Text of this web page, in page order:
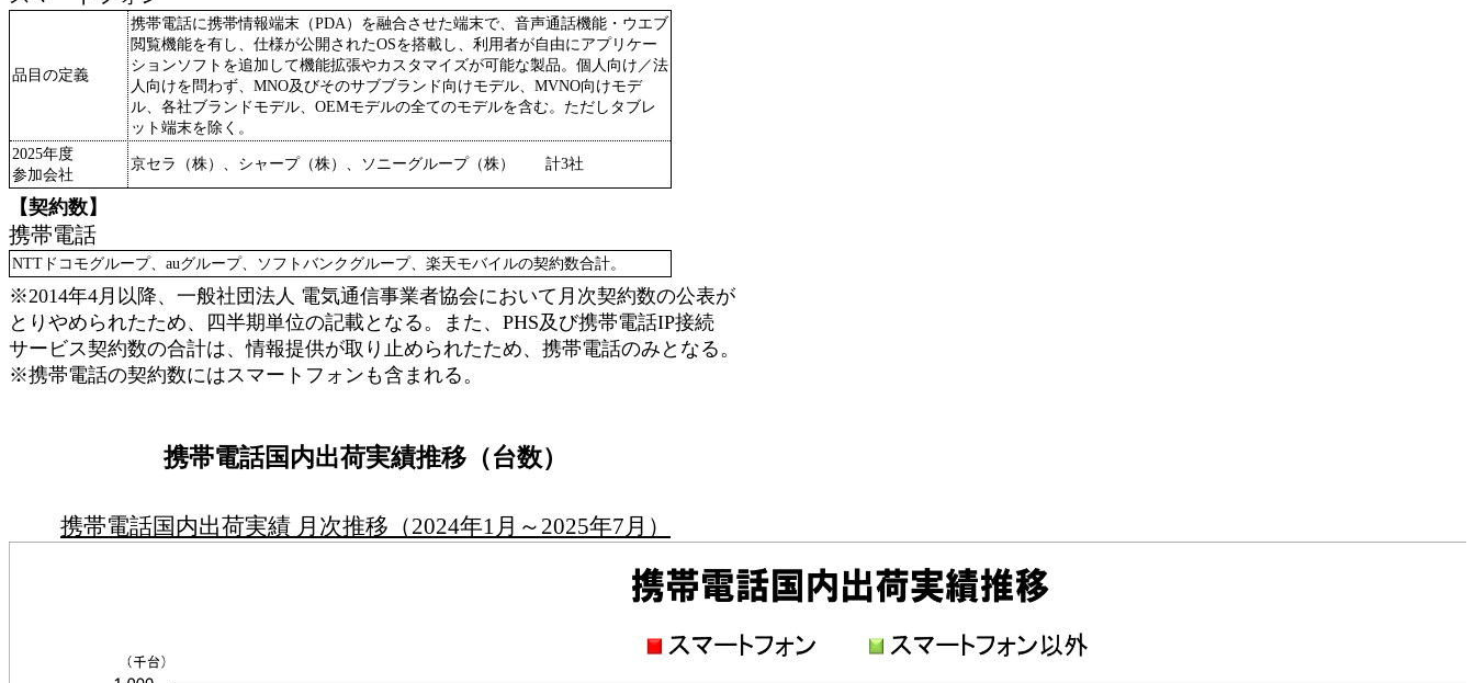
品目の定義
携帯電話に携帯情報端末（PDA）を融合させた端末で、音声通話機能・ウエブ
閲覧機能を有し、仕様が公開されたOSを搭載し、利用者が自由にアプリケー
ションソフトを追加して機能拡張やカスタマイズが可能な製品。個人向け／法
人向けを問わず、MNO及びそのサブブランド向けモデル、MVNO向けモデ
ル、各社ブランドモデル、OEMモデルの全てのモデルを含む。ただしタブレ
ット端末を除く。
2025年度
参加会社
京セラ（株）、シャープ（株）、ソニーグループ（株） 計3社
【契約数】
携帯電話
NTTドコモグループ、auグループ、ソフトバンクグループ、楽天モバイルの契約数合計。
※2014年4月以降、一般社団法人 電気通信事業者協会において月次契約数の公表が
とりやめられたため、四半期単位の記載となる。また、PHS及び携帯電話IP接続
サービス契約数の合計は、情報提供が取り止められたため、携帯電話のみとなる。
※携帯電話の契約数にはスマートフォンも含まれる。
携帯電話国内出荷実績推移（台数）
携帯電話国内出荷実績 月次推移（2024年1月～2025年7月）